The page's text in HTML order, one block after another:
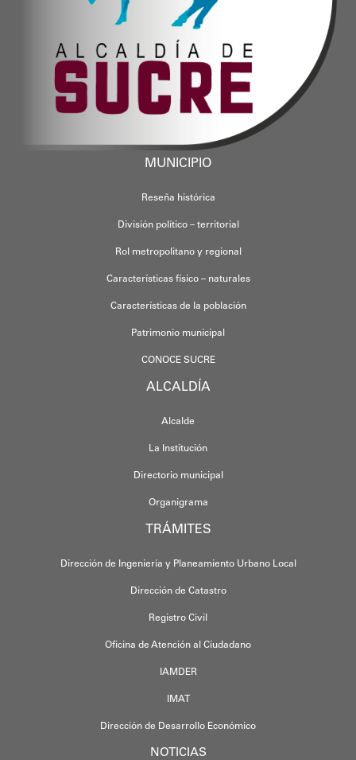
MUNICIPIO
Reseña histórica
División político – territorial
Rol metropolitano y regional
Características físico – naturales
Características de la población
Patrimonio municipal
CONOCE SUCRE
ALCALDÍA
Alcalde
La Institución
Directorio municipal
Organigrama
TRÁMITES
Dirección de Ingeniería y Planeamiento Urbano Local
Dirección de Catastro
Registro Civil
Oficina de Atención al Ciudadano
IAMDER
IMAT
Dirección de Desarrollo Económico
NOTICIAS